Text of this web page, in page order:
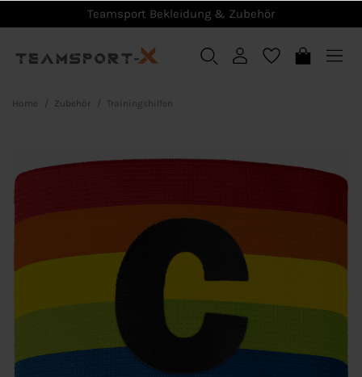
Teamsport Bekleidung & Zubehör
Home Zubehör Trainingshilfen